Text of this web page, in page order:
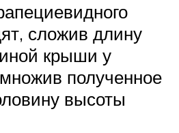
сложив длину
крыши у
полученное
высоты